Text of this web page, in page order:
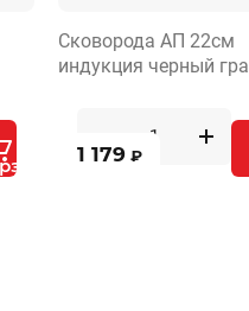
Сковорода АП 22см
индукция черный
1 179 ₽